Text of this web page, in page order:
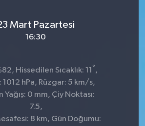
Mart Pazartesi
16:30
Hissedilen Sıcaklık: 11 ° ,
1012 hPa, Rüzgar: 5 km/s,
Yağış: 0 mm, Çiy Noktası:
7.5,
8 km, Gün Doğumu: